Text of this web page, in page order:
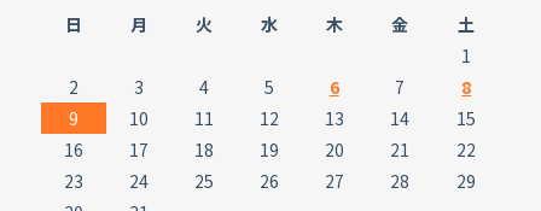
日
月 火 水 木 金
土
1
2
3 4 5 6 7
8
9
10 11 12 13 14
15
16
17 18 19 20 21
22
23
24 25 26 27 28
29